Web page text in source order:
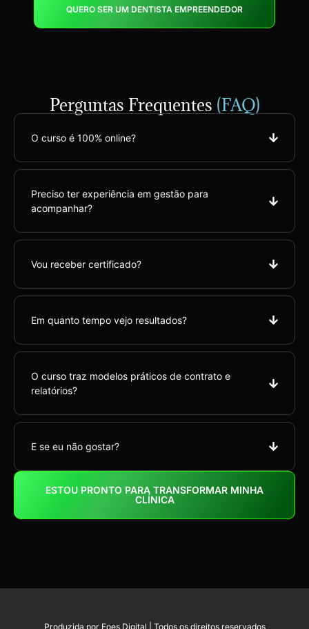
QUERO SER UM DENTISTA EMPREENDEDOR
Perguntas Frequentes (FAQ)
O curso é 100% online?
Preciso ter experiência em gestão para
acompanhar?
Vou receber certificado?
Em quanto tempo vejo resultados?
O curso traz modelos práticos de contrato e
relatórios?
E se eu não gostar?
ESTOU PRONTO PARA TRANSFORMAR MINHA
CLÍNICA
Produzida por Foes Digital | Todos os direitos reservados